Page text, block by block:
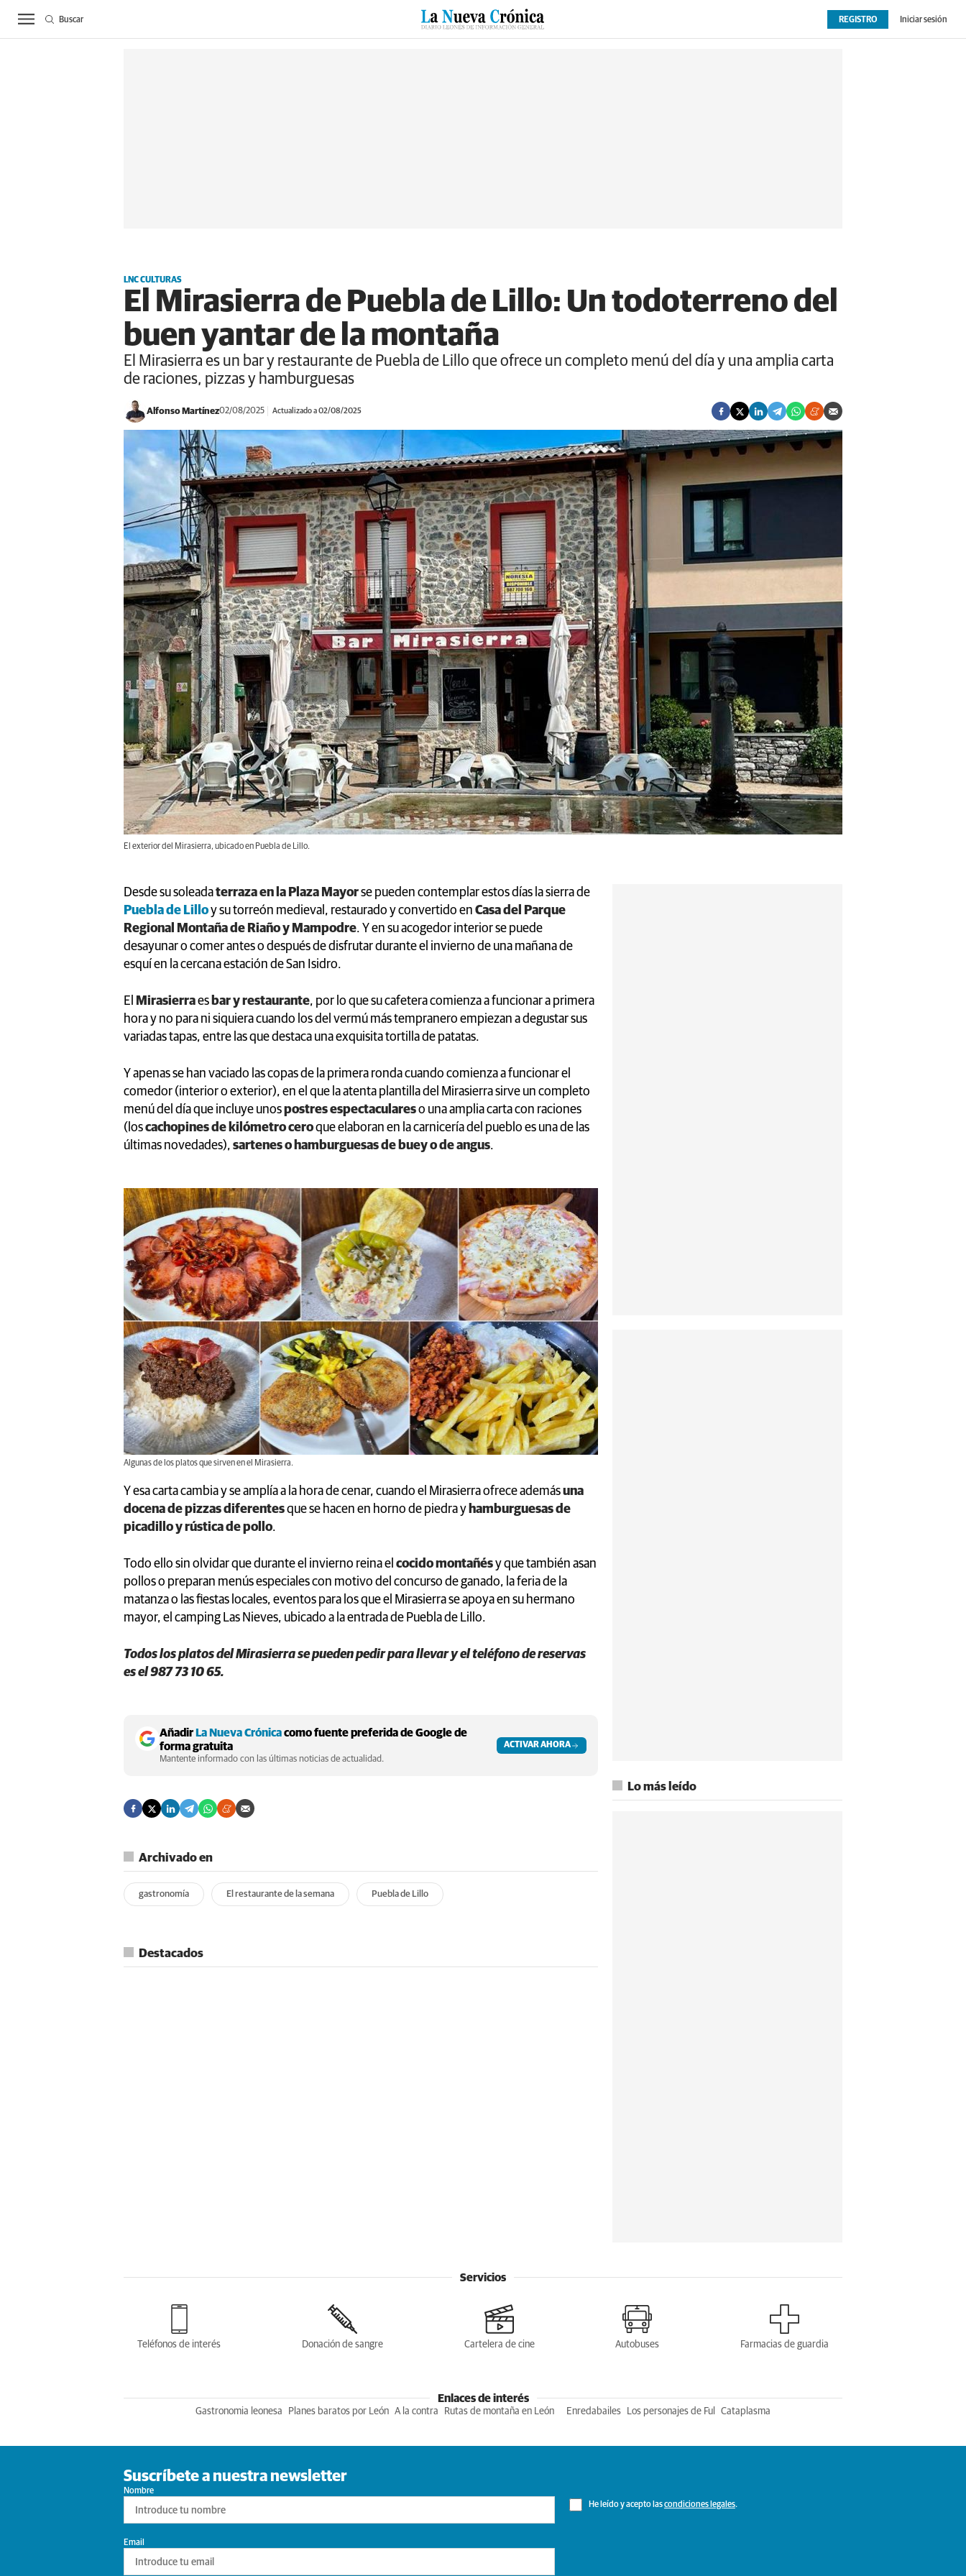
ACTUALIDAD BIERZO SUCESOS CULTURAS ESPECIALES DEPORTES OPINIÓN EXTRAS
REGISTRO Iniciar sesión
Buscar
LNC CULTURAS
El Mirasierra de Puebla de Lillo: Un todoterreno del
buen yantar de la montaña
El Mirasierra es un bar y restaurante de Puebla de Lillo que ofrece un completo menú del día y una amplia carta
de raciones, pizzas y hamburguesas
Alfonso Martínez02/08/2025 Actualizado a 02/08/2025
El exterior del Mirasierra, ubicado en Puebla de Lillo.
Desde su soleadaterraza en la Plaza Mayorse pueden contemplar estos días la sierra de
Puebla de Lilloy su torreón medieval, restaurado y convertido en Casa del Parque
Regional Montaña de Riaño y Mampodre. Y en su acogedor interior se puede
desayunar o comer antes o después de disfrutar durante el invierno de una mañana de
esquí en la cercana estación de San Isidro.
El Mirasierraes bar y restaurante, por lo que su cafetera comienza a funcionar a primera
hora y no para ni siquiera cuando los del vermú más tempranero empiezan a degustar sus
variadas tapas, entre las que destaca una exquisita tortilla de patatas.
Y apenas se han vaciado las copas de la primera ronda cuando comienza a funcionar el
comedor (interior o exterior), en el que la atenta plantilla del Mirasierra sirve un completo
menú del día que incluye unospostres espectaculareso una amplia carta con raciones
(loscachopines de kilómetro ceroque elaboran en la carnicería del pueblo es una de las
últimas novedades), sartenes o hamburguesas de buey o de angus.
Algunas de los platos que sirven en el Mirasierra.
Y esa carta cambia y se amplía a la hora de cenar, cuando el Mirasierra ofrece ademásuna
docena de pizzas diferentesque se hacen en horno de piedra y hamburguesas de
picadillo y rústica de pollo.
Todo ello sin olvidar que durante el invierno reina el cocido montañésy que también asan
pollos o preparan menús especiales con motivo del concurso de ganado, la feria de la
matanza o las fiestas locales, eventos para los que el Mirasierra se apoya en su hermano
mayor, el camping Las Nieves, ubicado a la entrada de Puebla de Lillo.
Todos los platos del Mirasierra se pueden pedir para llevar y el teléfono de reservas
es el 987 73 10 65.
Añadir La Nueva Crónicacomo fuente preferida de Google de
forma gratuita
Mantente informado con las últimas noticias de actualidad.
ACTIVAR AHORA
Archivado en
gastronomía El restaurante de la semana Puebla de Lillo
Destacados
Lo más leído
Servicios
Teléfonos de interés Donación de sangre Cartelera de cine Autobuses Farmacias de guardia
Enlaces de interés
Gastronomia leonesa Planes baratos por León A la contra Rutas de montaña en León Enredabailes Los personajes de Ful Cataplasma
Suscríbete a nuestra newsletter
Nombre
He leído y acepto lascondiciones legales.
Email